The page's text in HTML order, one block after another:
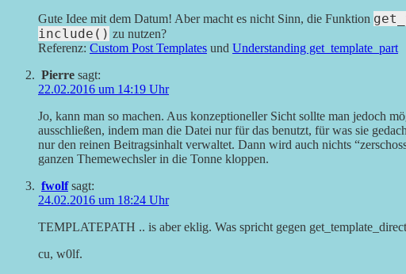
Gute Idee mit dem Datum! Aber macht es nicht Sinn, die Funktion
include() zu nutzen?
Referenz: Custom Post Templates und Understanding get_template_part
Pierre sagt:
22.02.2016 um 14:19 Uhr
Jo, kann man so machen. Aus konzeptioneller Sicht sollte man jedoch
ausschließen, indem man die Datei nur für das benutzt, für was sie
nur den reinen Beitragsinhalt verwaltet. Dann wird auch nichts
ganzen Themewechsler in die Tonne kloppen.
fwolf sagt:
24.02.2016 um 18:24 Uhr
TEMPLATEPATH .. is aber eklig. Was spricht gegen
cu, w0lf.